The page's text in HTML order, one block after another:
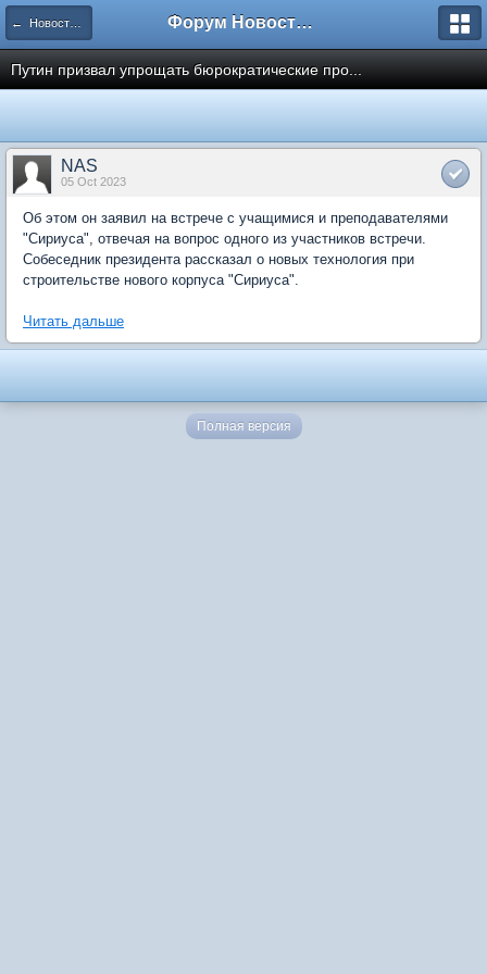
← Новости рынка недвижимости Форум Новостройки
Путин призвал упрощать бюрократические про...
NAS
05 Oct 2023
Об этом он заявил на встрече с учащимися и преподавателями
"Сириуса", отвечая на вопрос одного из участников встречи.
Собеседник президента рассказал о новых технология при
строительстве нового корпуса "Сириуса".
Читать дальше
Полная версия